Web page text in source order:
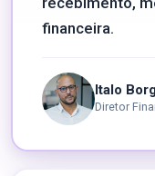
financeira.
Italo
Diretor